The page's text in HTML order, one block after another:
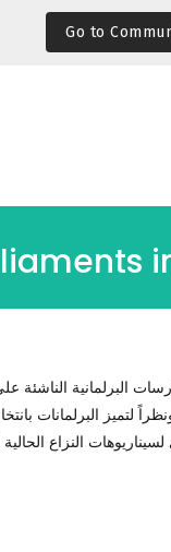
Go to
البرلمانية الناشئة
لتميز البرلمانات
النزاع